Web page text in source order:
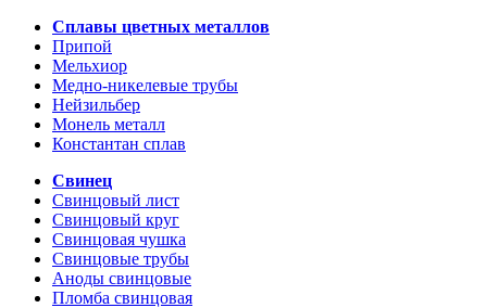
Сплавы цветных металлов
Припой
Мельхиор
Медно-никелевые трубы
Нейзильбер
Монель металл
Константан сплав
Свинец
Свинцовый лист
Свинцовый круг
Свинцовая чушка
Свинцовые трубы
Аноды свинцовые
Пломба свинцовая